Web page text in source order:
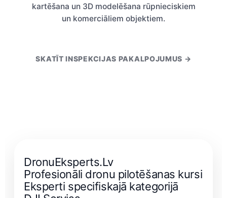
kartēšana un 3D modelēšana rūpnieciskiem
un komerciāliem objektiem.
SKATĪT INSPEKCIJAS PAKALPOJUMUS →
DronuEksperts.Lv
Profesionāli dronu pilotēšanas kursi
Eksperti specifiskajā kategorijā